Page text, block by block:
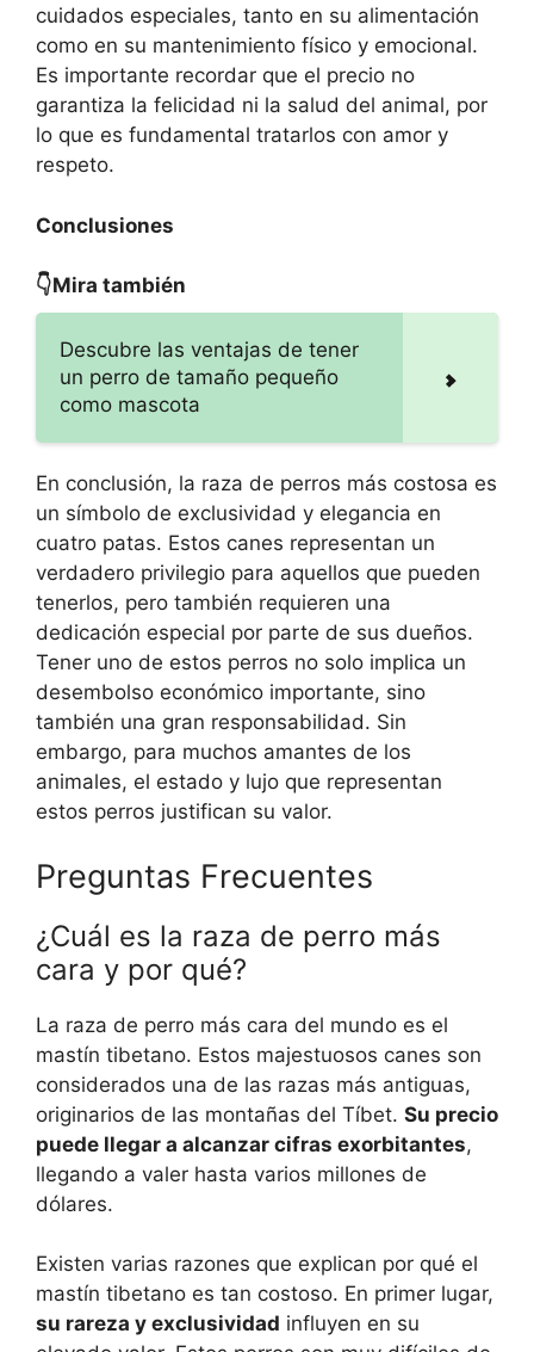
cuidados especiales, tanto en su alimentación
como en su mantenimiento físico y emocional.
Es importante recordar que el precio no
garantiza la felicidad ni la salud del animal, por
lo que es fundamental tratarlos con amor y
respeto.
Conclusiones
👇Mira también
Descubre las ventajas de tener
un perro de tamaño pequeño
como mascota
En conclusión, la raza de perros más costosa es
un símbolo de exclusividad y elegancia en
cuatro patas. Estos canes representan un
verdadero privilegio para aquellos que pueden
tenerlos, pero también requieren una
dedicación especial por parte de sus dueños.
Tener uno de estos perros no solo implica un
desembolso económico importante, sino
también una gran responsabilidad. Sin
embargo, para muchos amantes de los
animales, el estado y lujo que representan
estos perros justifican su valor.
Preguntas Frecuentes
¿Cuál es la raza de perro más
cara y por qué?
La raza de perro más cara del mundo es el
mastín tibetano. Estos majestuosos canes son
considerados una de las razas más antiguas,
originarios de las montañas del Tíbet. Su precio
puede llegar a alcanzar cifras exorbitantes,
llegando a valer hasta varios millones de
dólares.
Existen varias razones que explican por qué el
mastín tibetano es tan costoso. En primer lugar,
su rareza y exclusividad influyen en su